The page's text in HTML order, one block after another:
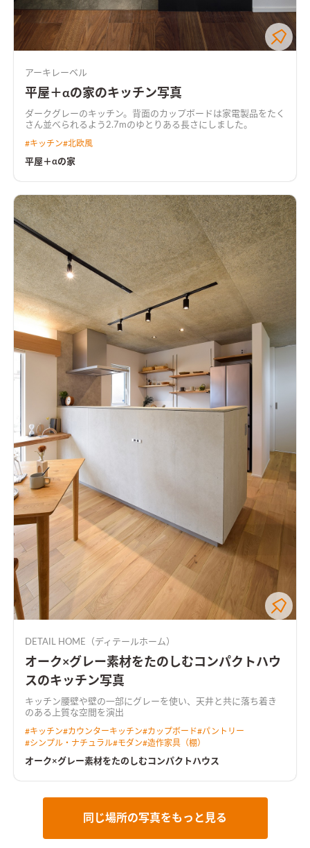
アーキレーベル
平屋＋αの家のキッチン写真
ダークグレーのキッチン。背面のカップボードは家電製品をたく
さん並べられるよう2.7mのゆとりある長さにしました。
#キッチン#北欧風
平屋＋αの家
DETAIL HOME（ディテールホーム）
オーク×グレー素材をたのしむコンパクトハウ
スのキッチン写真
キッチン腰壁や壁の一部にグレーを使い、天井と共に落ち着き
のある上質な空間を演出
#キッチン#カウンターキッチン#カップボード#パントリー
#シンプル・ナチュラル#モダン#造作家具（棚）
オーク×グレー素材をたのしむコンパクトハウス
同じ場所の写真をもっと見る